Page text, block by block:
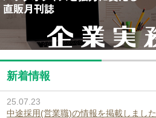
新着情報
25.07.23
中途採用(営業職)の情報を掲載しました